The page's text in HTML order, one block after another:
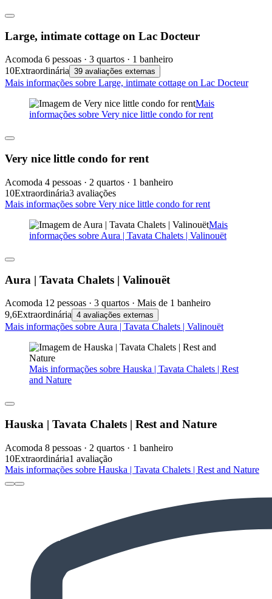
Large, intimate cottage on Lac Docteur
Acomoda 6 pessoas · 3 quartos · 1 banheiro
10Extraordinária 39 avaliações externas
Mais informações sobre Large, intimate cottage on Lac Docteur
Mais
informações sobre Very nice little condo for rent
Very nice little condo for rent
Acomoda 4 pessoas · 2 quartos · 1 banheiro
10Extraordinária3 avaliações
Mais informações sobre Very nice little condo for rent
Mais
informações sobre Aura | Tavata Chalets | Valinouët
Aura | Tavata Chalets | Valinouët
Acomoda 12 pessoas · 3 quartos · Mais de 1 banheiro
9,6Extraordinária 4 avaliações externas
Mais informações sobre Aura | Tavata Chalets | Valinouët
Mais informações sobre Hauska | Tavata Chalets | Rest
and Nature
Hauska | Tavata Chalets | Rest and Nature
Acomoda 8 pessoas · 2 quartos · 1 banheiro
10Extraordinária1 avaliação
Mais informações sobre Hauska | Tavata Chalets | Rest and Nature